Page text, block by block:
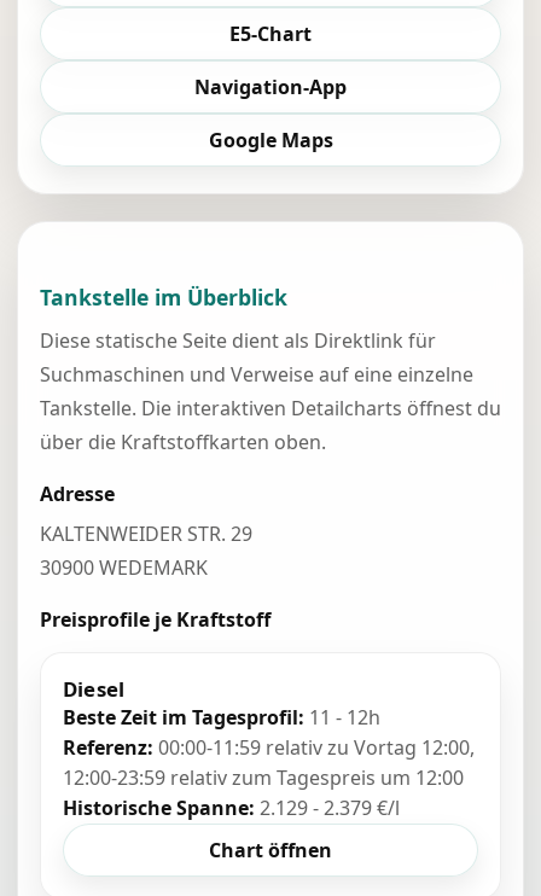
E5-Chart
Navigation-App
Google Maps
Tankstelle im Überblick
Diese statische Seite dient als Direktlink für
Suchmaschinen und Verweise auf eine einzelne
Tankstelle. Die interaktiven Detailcharts öffnest du
über die Kraftstoffkarten oben.
Adresse
KALTENWEIDER STR. 29
30900 WEDEMARK
Preisprofile je Kraftstoff
Diesel
Beste Zeit im Tagesprofil: 11 - 12h
Referenz: 00:00-11:59 relativ zu Vortag 12:00,
12:00-23:59 relativ zum Tagespreis um 12:00
Historische Spanne: 2.129 - 2.379 €/l
Chart öffnen